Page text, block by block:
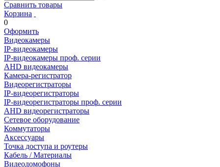
Сравнить товары
Корзина
0
Оформить
Видеокамеры
IP-видеокамеры
IP-видеокамеры проф. серии
AHD видеокамеры
Камера-регистратор
Видеорегистраторы
IP-видеорегистраторы
IP-видеорегистраторы проф. серии
AHD видеорегистраторы
Сетевое оборудование
Коммутаторы
Аксессуары
Точка доступа и роутеры
Кабель / Материалы
Видеодомофоны